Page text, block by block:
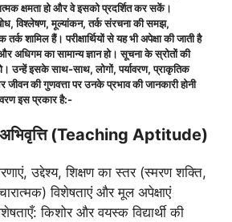
क्षमता हो और वे इसको प्रदर्शित कर सकें।
बोध, विश्लेषण, मूल्यांकन, तर्क संरचना की समझ,
शामिल हैं। परीक्षार्थियों से यह भी अपेक्षा की जाती है
अधिगम का सामान्य ज्ञान हो। सूचना के स्रोतों की
उन्हें इसके साथ-साथ, लोगों, पर्यावरण, प्राकृतिक
की गुणवत्ता पर उनके प्रभाव की जानकारी होनी
इस प्रकार है:-
अभिवृत्ति (Teaching Aptitude)
उद्देश्य, शिक्षण का स्तर (स्मरण शक्ति,
विशेषताएं और मूल अपेक्षाएं
किशोर और वयस्क विद्यार्थी की